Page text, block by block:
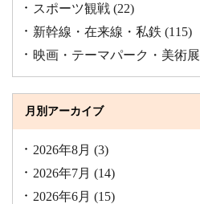
スポーツ観戦 (22)
新幹線・在来線・私鉄 (115)
映画・テーマパーク・美術展
月別アーカイブ
2026年8月 (3)
2026年7月 (14)
2026年6月 (15)